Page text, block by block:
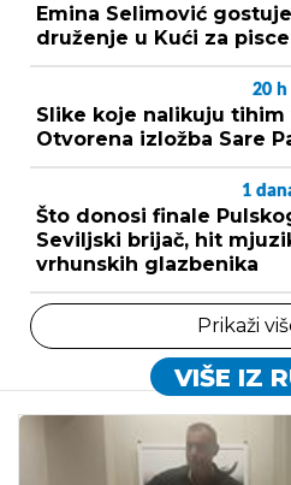
Emina Selimović
druženje u Kući za pisce
20 h
Slike koje nalikuju
Otvorena izložba Sare
1
Što donosi finale
Seviljski brijač, hit
vrhunskih glazbenika
Prikaži
VIŠE IZ